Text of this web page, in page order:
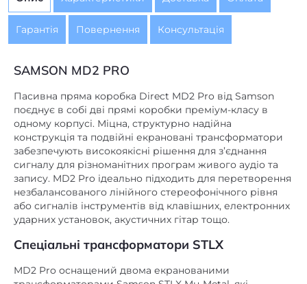
Гарантія
Пасивна пряма коробка Direct MD2 Pro від Samson
поєднує в собі дві прямі коробки преміум-класу в
одному корпусі. Міцна, структурно надійна
конструкція та подвійні екрановані трансформатори
забезпечують високоякісні рішення для з’єднання
сигналу для різноманітних програм живого аудіо та
запису. MD2 Pro ідеально підходить для перетворення
незбалансованого лінійного стереофонічного рівня
або сигналів інструментів від клавішних, електронних
ударних установок, акустичних гітар тощо.
Спеціальні трансформатори STLX
MD2 Pro оснащений двома екранованими
трансформаторами Samson STLX Mu-Metal, які
забезпечують розширену плоску частотну